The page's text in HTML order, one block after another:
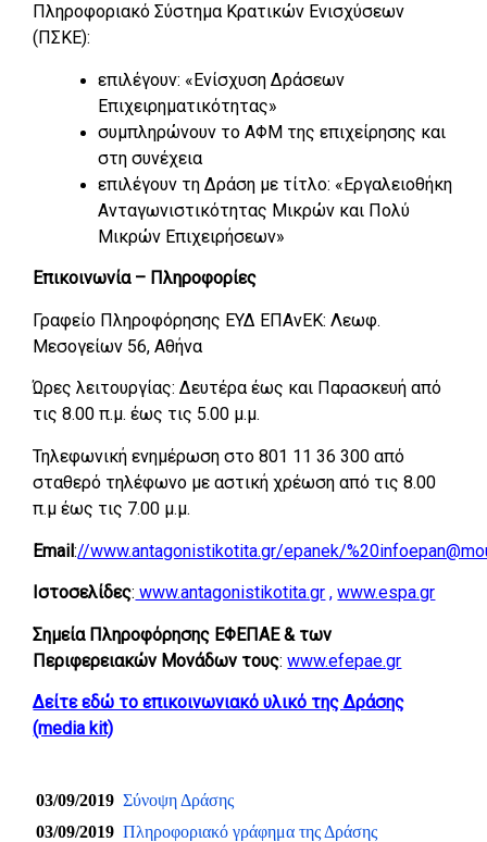
Πληροφοριακό Σύστημα Κρατικών Ενισχύσεων
(ΠΣΚΕ):
επιλέγουν: «Ενίσχυση Δράσεων
Επιχειρηματικότητας»
συμπληρώνουν το ΑΦΜ της επιχείρησης και
στη συνέχεια
επιλέγουν τη Δράση με τίτλο: «Εργαλειοθήκη
Ανταγωνιστικότητας Μικρών και Πολύ
Μικρών Επιχειρήσεων»
Επικοινωνία – Πληροφορίες
Γραφείο Πληροφόρησης ΕΥΔ ΕΠΑνΕΚ: Λεωφ.
Μεσογείων 56, Αθήνα
Ώρες λειτουργίας: Δευτέρα έως και Παρασκευή από
τις 8.00 π.μ. έως τις 5.00 μ.μ.
Τηλεφωνική ενημέρωση στο 801 11 36 300 από
σταθερό τηλέφωνο με αστική χρέωση από τις 8.00
π.μ έως τις 7.00 μ.μ.
Εmail://www.antagonistikotita.gr/epanek/
Ιστοσελίδες: www.antagonistikotita.gr ,www.espa.gr
Σημεία Πληροφόρησης ΕΦΕΠΑΕ & των
Περιφερειακών Μονάδων τους:www.efepae.gr
Δείτε εδώ το επικοινωνιακό υλικό της Δράσης
(media kit)
03/09/2019 Σύνοψη Δράσης
03/09/2019 Πληροφοριακό γράφημα της Δράσης